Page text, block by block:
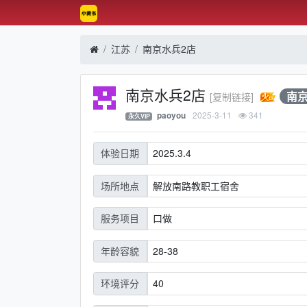
江苏 南京水兵2店
南京水兵2店 [复制链接] 南
永久VIP paoyou 2025-3-11 341
体验日期 2025.3.4
场所地点 解放南路教职工宿舍
服务项目 口做
年龄容貌 28-38
环境评分 40